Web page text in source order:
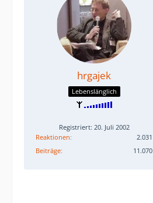
hrgajek
Lebenslänglich
Registriert: 20. Juli 2002
Reaktionen
2.031
Beiträge
11.070